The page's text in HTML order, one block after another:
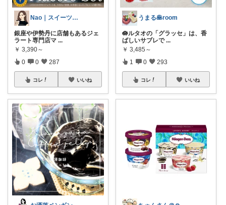
Nao｜スイーツROOM🍰
銀座や伊勢丹に店舗もあるジェ
ラート専門店マ ...
￥ 3,390～
0 0 287
コレ いいね
うまる🥞room
🪷ルタオの「グラッセ」は、香
ばしいサブレで ...
￥ 3,485～
1 0 293
コレ いいね